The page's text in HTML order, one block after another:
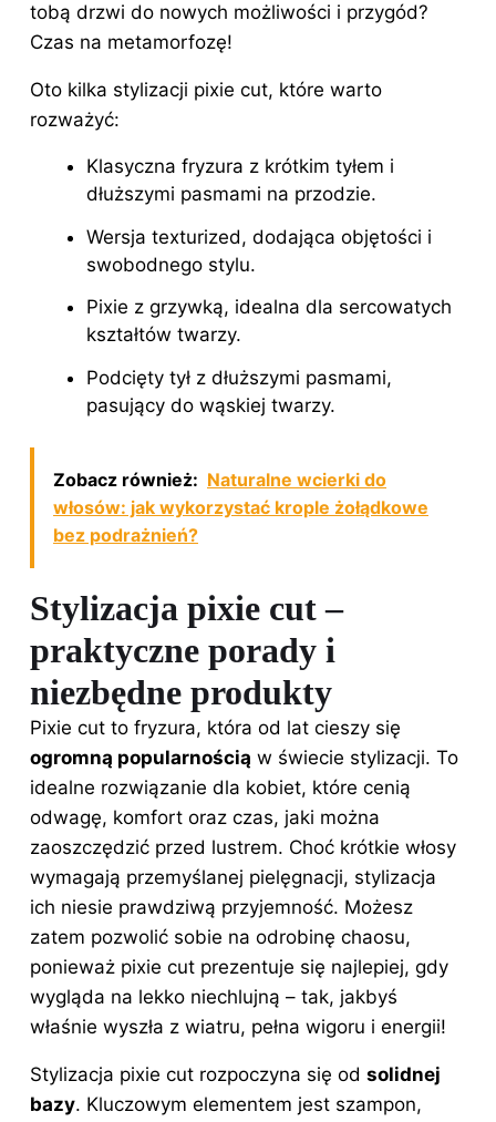
tobą drzwi do nowych możliwości i przygód?
Czas na metamorfozę!
Oto kilka stylizacji pixie cut, które warto
rozważyć:
Klasyczna fryzura z krótkim tyłem i
dłuższymi pasmami na przodzie.
Wersja texturized, dodająca objętości i
swobodnego stylu.
Pixie z grzywką, idealna dla sercowatych
kształtów twarzy.
Podcięty tył z dłuższymi pasmami,
pasujący do wąskiej twarzy.
Zobacz również: Naturalne wcierki do
włosów: jak wykorzystać krople żołądkowe
bez podrażnień?
Stylizacja pixie cut –
praktyczne porady i
niezbędne produkty
Pixie cut to fryzura, która od lat cieszy się
ogromną popularnością w świecie stylizacji. To
idealne rozwiązanie dla kobiet, które cenią
odwagę, komfort oraz czas, jaki można
zaoszczędzić przed lustrem. Choć krótkie włosy
wymagają przemyślanej pielęgnacji, stylizacja
ich niesie prawdziwą przyjemność. Możesz
zatem pozwolić sobie na odrobinę chaosu,
ponieważ pixie cut prezentuje się najlepiej, gdy
wygląda na lekko niechlujną – tak, jakbyś
właśnie wyszła z wiatru, pełna wigoru i energii!
Stylizacja pixie cut rozpoczyna się od solidnej
bazy. Kluczowym elementem jest szampon,